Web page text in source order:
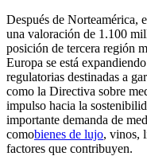
Después de Norteamérica,
una valoración de 1.100
posición de tercera región
Europa se está
regulatorias destinadas a
como la Directiva sobre
impulso hacia la
importante demanda de
comobienes de lujo, vinos,
factores que contribuyen.